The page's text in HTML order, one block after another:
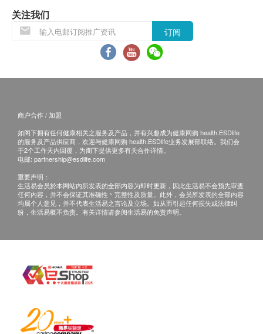
独特快速更换滤芯设计，方便简单
专利内置绕道设计，更换滤芯时无须关掉是水源
全密封式滤芯设计，洁净卫生
减慢时应更换滤芯，建议每6至9个月更换一次，但
亦视乎用水量及水质而异，滤芯最长使用期为12个
月。
流量：0.75加仑/分钟(2.84公升/分钟)
产品荣获NSF/ANSI Std. 42 及53认证
适用水温：摄氏4.4-38度
适用水压：25-120psi
尺寸：27cm (高) x 7.4cm (阔) x 6.9cm (深)
关注我们
订阅
商户合作 / 加盟
如阁下拥有任何健康相关之服务及产品，并有兴趣成为健康网购 health.ESDlife
的服务及产品供应商，欢迎与健康网购 health.ESDlife业务发展部联络。我们会
于2个工作天内回覆，为阁下提供更多有关合作详情。
电邮: partnership@esdlife.com
重要声明：
生活易会员於本网站内所发表的全部内容为即时更新，因此生活易不会预先审查
任何内容，并不会保证其准确性丶完整性及质量。此外，会员所发表的全部内容
均属个人意见，并不代表生活易之言论及立场。如从而引起任何损失或法律纠
纷，生活易概不负责。有关详情请参阅生活易的免责声明。